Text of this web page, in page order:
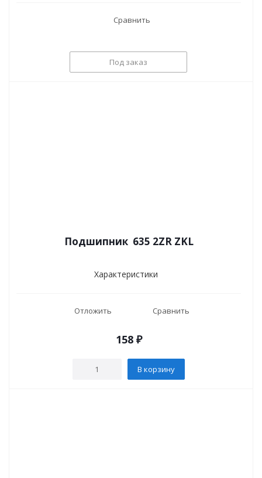
Сравнить
Под заказ
Подшипник 635 2ZR ZKL
Характеристики
Отложить Сравнить
158 ₽
В корзину